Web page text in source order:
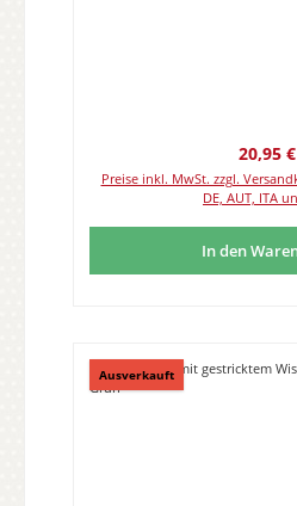
20,95 €
Preise inkl. MwSt. zzgl.
DE, AUT, ITA
In den
Ausverkauft